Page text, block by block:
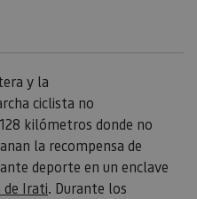
y la
ciclista no
kilómetros donde no
la recompensa de
deporte en un enclave
de Irati. Durante los